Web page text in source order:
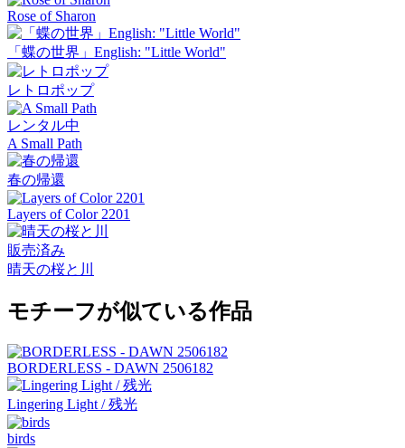
Rose of Sharon
「蝶の世界」English: "Little World"
レトロポップ
レンタル中
A Small Path
春の帰還
Layers of Color 2201
販売済み
晴天の桜と川
モチーフが似ている作品
BORDERLESS - DAWN 2506182
Lingering Light / 残光
birds